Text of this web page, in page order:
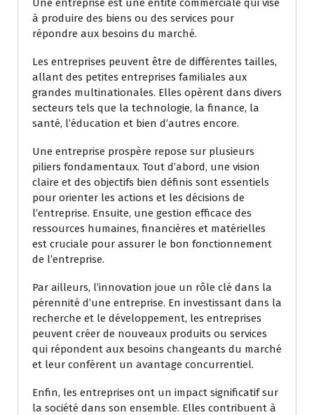
Une entreprise est une entité commerciale qui vise
à produire des biens ou des services pour
répondre aux besoins du marché.
Les entreprises peuvent être de différentes tailles,
allant des petites entreprises familiales aux
grandes multinationales. Elles opèrent dans divers
secteurs tels que la technologie, la finance, la
santé, l’éducation et bien d’autres encore.
Une entreprise prospère repose sur plusieurs
piliers fondamentaux. Tout d’abord, une vision
claire et des objectifs bien définis sont essentiels
pour orienter les actions et les décisions de
l’entreprise. Ensuite, une gestion efficace des
ressources humaines, financières et matérielles
est cruciale pour assurer le bon fonctionnement
de l’entreprise.
Par ailleurs, l’innovation joue un rôle clé dans la
pérennité d’une entreprise. En investissant dans la
recherche et le développement, les entreprises
peuvent créer de nouveaux produits ou services
qui répondent aux besoins changeants du marché
et leur confèrent un avantage concurrentiel.
Enfin, les entreprises ont un impact significatif sur
la société dans son ensemble. Elles contribuent à